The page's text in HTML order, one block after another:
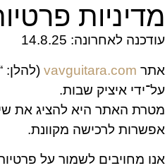
מדיניות
עודכנה לאחרונה: 14.8.25
אתר vavguitara.com (להלן:
על־ידי איציק שבות.
מטרת האתר היא להציג את
אפשרות לרכישה מקוונת.
אנו מחויבים לשמור על